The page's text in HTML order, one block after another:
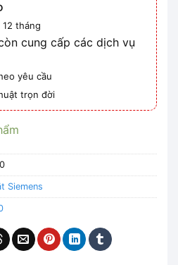
12 tháng
cung cấp các dịch vụ
yêu cầu
trọn đời
Siemens